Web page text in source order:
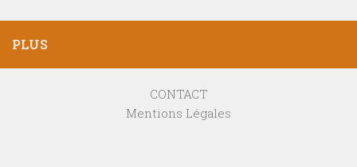
PLUS
CONTACT
Mentions Légales